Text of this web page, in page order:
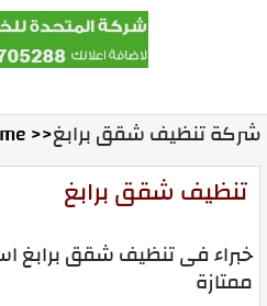
>>شركة تنظيف شقق برابغ
تنظيف شقق برابغ
خبراء فى تنظيف شقق برابغ
ممتازة